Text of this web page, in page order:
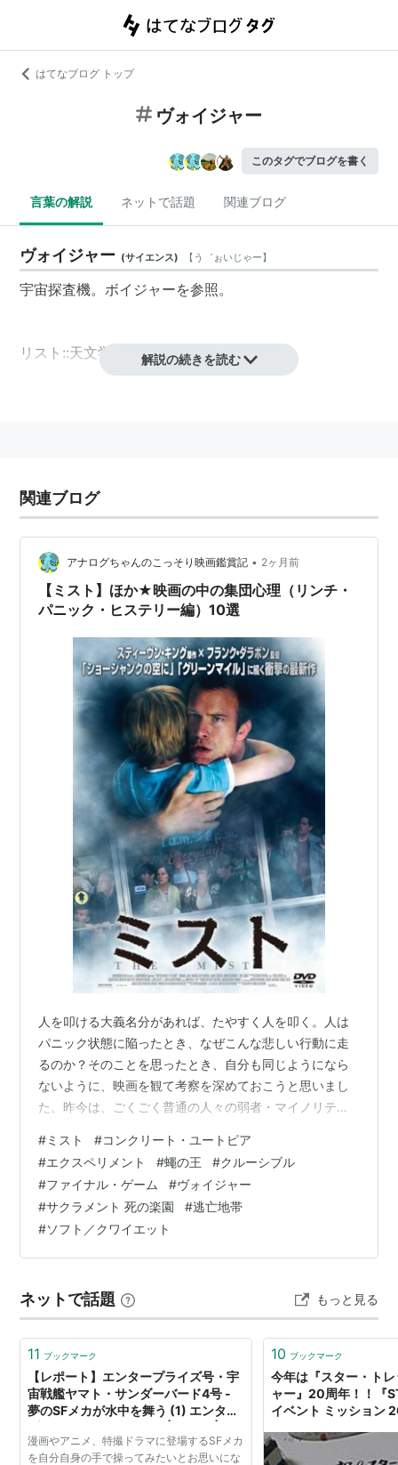
はてなブログ トップ
ヴォイジャー
このタグでブログを書く
言葉の解説 ネットで話題 関連ブログ
ヴォイジャー (サイエンス) 【 う゛ぉいじゃー】
宇宙探査機。ボイジャーを参照。
リスト::天文学 解説の続きを読む
関連ブログ
アナログちゃんのこっそり映画鑑賞記 • 2ヶ月前
【ミスト】ほか★映画の中の集団心理（リンチ・
パニック・ヒステリー編）10選
人を叩ける大義名分があれば、たやすく人を叩く。人は
パニック状態に陥ったとき、なぜこんな悲しい行動に走
るのか？そのことを思ったとき、自分も同じようになら
ないように、映画を観て考察を深めておこうと思いまし
た。昨今は、ごくごく普通の人々の弱者・マイノリティ
あってやってる人もいますが、ただ何となく流されちゃ
う輩の集団心理が気になるんですよね。 ですからそうい
うのを描いた映画ばかり、10作品集めてみました。うわ
ぁぁぁぁ！うぉぉぉぉーってなる、超胸糞展開の作品ば
っかですが、私の場合、恐怖が可視化されると腹の奥底
がスッとするんです。皆さんもよかったら、観てみ…
#ミスト #コンクリート・ユートピア
#エクスペリメント #蠅の王 #クルーシブル
#ファイナル・ゲーム #ヴォイジャー
#サクラメント 死の楽園 #逃亡地帯
#ソフト／クワイエット
ネットで話題 もっと見る
11 ブックマーク
【レポート】エンタープライズ号・宇
宙戦艦ヤマト・サンダーバード4号 -
夢のSFメカが水中を舞う (1) エンター
イコミジャーナル
漫画やアニメ、特撮ドラマに登場するSFメカ
を自分自身の手で操ってみたいとお思いにな
10 ブックマーク
今年は『スター・ト
ャー』20周年！！『
イベント ミッション